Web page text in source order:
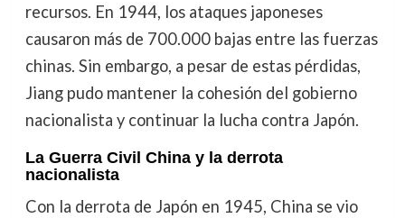
recursos. En 1944, los ataques japoneses
causaron más de 700.000 bajas entre las fuerzas
chinas. Sin embargo, a pesar de estas pérdidas,
Jiang pudo mantener la cohesión del gobierno
nacionalista y continuar la lucha contra Japón.
La Guerra Civil China y la derrota
nacionalista
Con la derrota de Japón en 1945, China se vio